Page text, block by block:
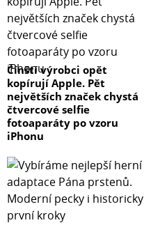
Čínští výrobci opět
kopírují Apple. Pět
největších značek chystá
čtvercové selfie
fotoaparáty po vzoru
iPhonu